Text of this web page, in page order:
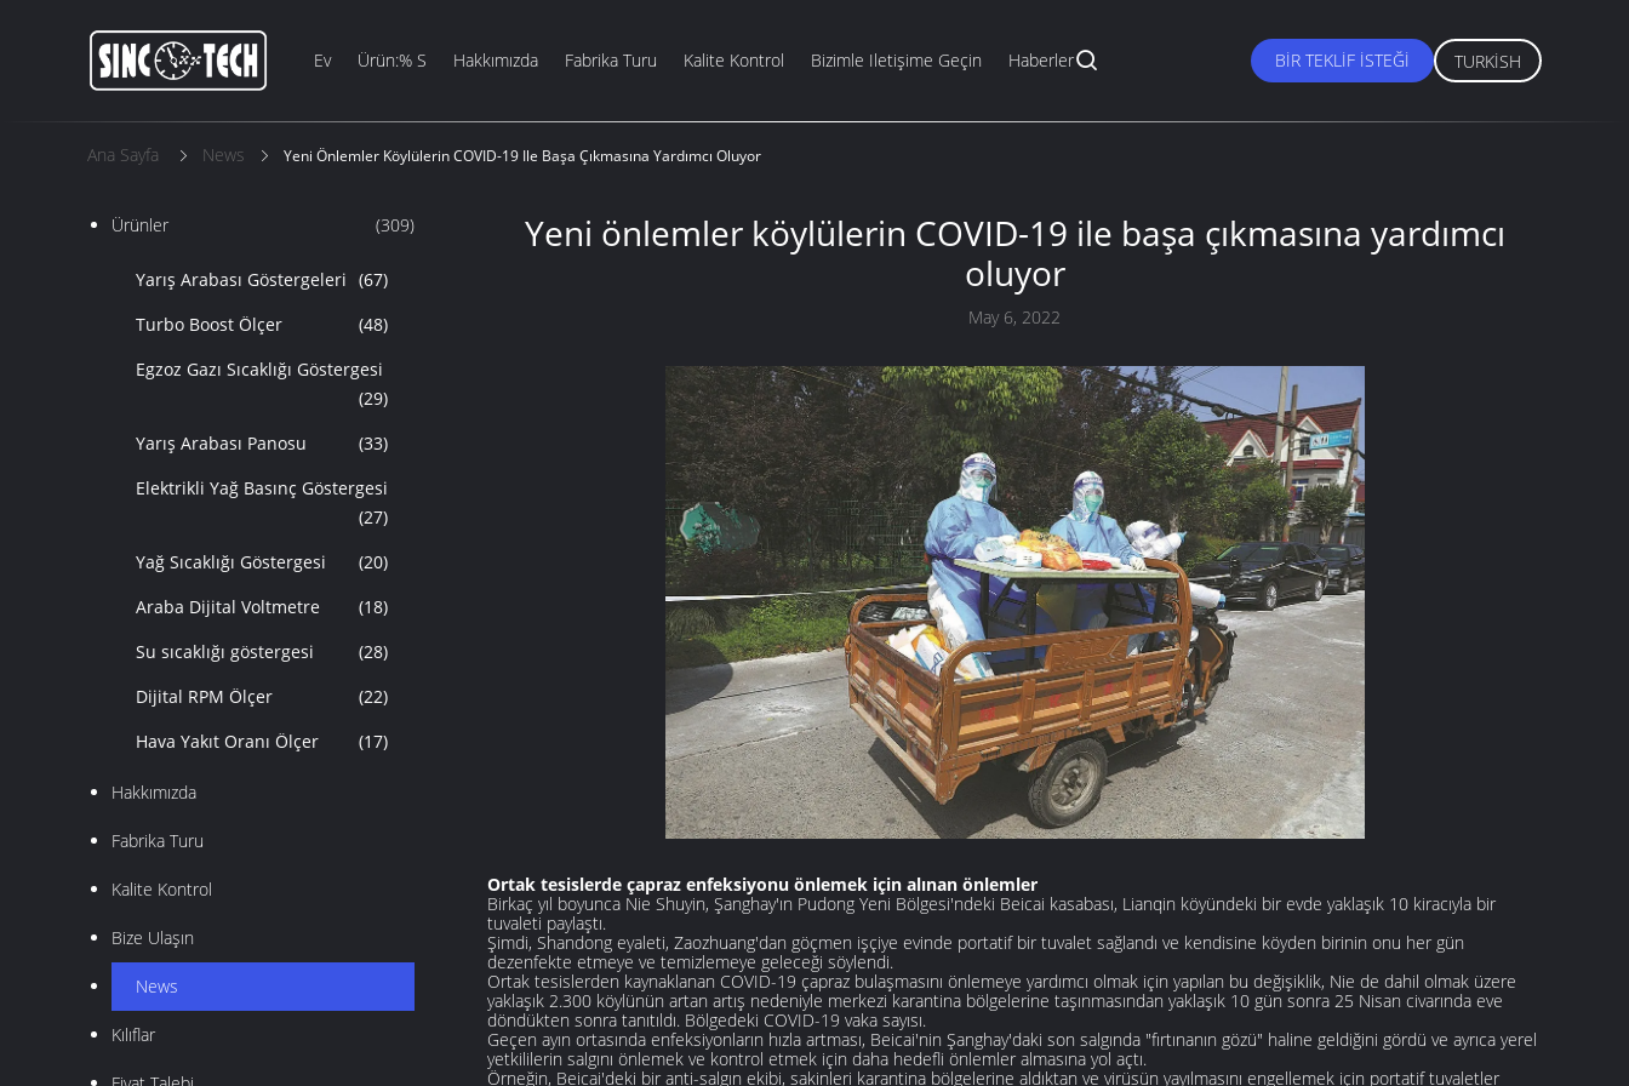
Ev Ürün:% S Hakkımızda Fabrika Turu Kalite Kontrol Bizimle Iletişime Geçin Haberler BIR TEKLIF ISTEĞI TURKISH
Ana Sayfa News Yeni Önlemler Köylülerin COVID-19 Ile Başa Çıkmasına Yardımcı Oluyor
Ürünler (309)
Yarış Arabası Göstergeleri (67)
Turbo Boost Ölçer
(48)
Egzoz Gazı Sıcaklığı Göstergesi
(29)
Yarış Arabası Panosu
(33)
Elektrikli Yağ Basınç Göstergesi
(27)
Yağ Sıcaklığı Göstergesi
(20)
Araba Dijital Voltmetre
(18)
Su sıcaklığı göstergesi
(28)
Dijital RPM Ölçer
(22)
Hava Yakıt Oranı Ölçer
(17)
Hakkımızda
Fabrika Turu
Kalite Kontrol
Bize Ulaşın
News
Kılıflar
Yeni önlemler köylülerin COVID-19 ile başa çıkmasına yardımcı
oluyor
May 6, 2022
Ortak tesislerde çapraz enfeksiyonu önlemek için alınan önlemler
Birkaç yıl boyunca Nie Shuyin, Şanghay'ın Pudong Yeni Bölgesi'ndeki Beicai kasabası, Lianqin köyündeki bir evde yaklaşık 10 kiracıyla bir
tuvaleti paylaştı.
Şimdi, Shandong eyaleti, Zaozhuang'dan göçmen işçiye evinde portatif bir tuvalet sağlandı ve kendisine köyden birinin onu her gün
dezenfekte etmeye ve temizlemeye geleceği söylendi.
Ortak tesislerden kaynaklanan COVID-19 çapraz bulaşmasını önlemeye yardımcı olmak için yapılan bu değişiklik, Nie de dahil olmak üzere
yaklaşık 2.300 köylünün artan artış nedeniyle merkezi karantina bölgelerine taşınmasından yaklaşık 10 gün sonra 25 Nisan civarında eve
döndükten sonra tanıtıldı. Bölgedeki COVID-19 vaka sayısı.
Geçen ayın ortasında enfeksiyonların hızla artması, Beicai'nin Şanghay'daki son salgında "fırtınanın gözü" haline geldiğini gördü ve ayrıca yerel
yetkililerin salgını önlemek ve kontrol etmek için daha hedefli önlemler almasına yol açtı.
Örneğin, Beicai'deki bir anti-salgın ekibi, sakinleri karantina bölgelerine aldıktan ve virüsün yayılmasını engellemek için portatif tuvaletler